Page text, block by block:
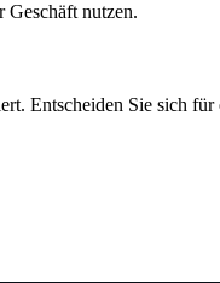
Geschäft nutzen.
Entscheiden Sie sich